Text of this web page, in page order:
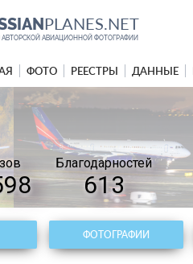
PLANES.NET
АВТОРСКОЙ АВИАЦИОННОЙ ФОТОГРАФИИ
ФОТО РЕЕСТРЫ ДАННЫЕ
Благодарностей
613
ФОТОГРАФИИ